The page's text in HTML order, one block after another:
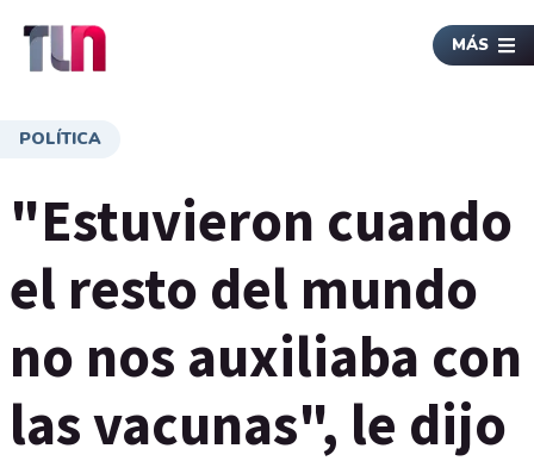
MÁS
POLÍTICA
"Estuvieron cuando
el resto del mundo
no nos auxiliaba con
las vacunas", le dijo